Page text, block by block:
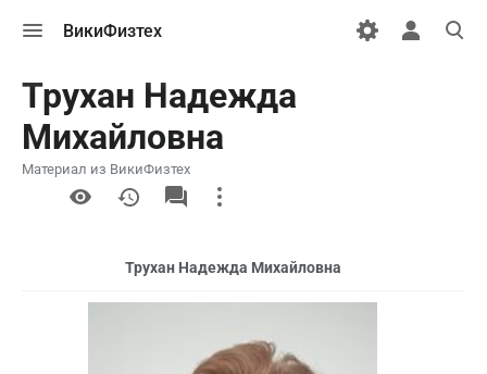
меню
ВикиФизтех
Открыть
поиск
Трухан Надежда
Михайловна
Материал из ВикиФизтех
More
actions
Трухан Надежда Михайловна